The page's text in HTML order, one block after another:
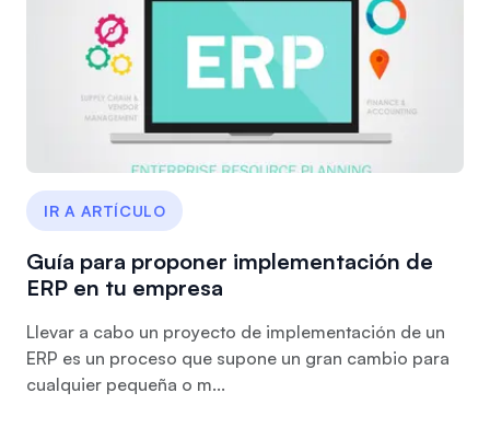
IR A ARTÍCULO
Guía para proponer implementación de
ERP en tu empresa
Llevar a cabo un proyecto de implementación de un
ERP es un proceso que supone un gran cambio para
cualquier pequeña o m...